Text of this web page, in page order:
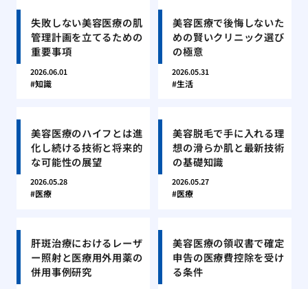
失敗しない美容医療の肌
管理計画を立てるための
重要事項
2026.06.01
知識
美容医療で後悔しないた
めの賢いクリニック選び
の極意
2026.05.31
生活
美容医療のハイフとは進
化し続ける技術と将来的
な可能性の展望
2026.05.28
医療
美容脱毛で手に入れる理
想の滑らか肌と最新技術
の基礎知識
2026.05.27
医療
肝斑治療におけるレーザ
ー照射と医療用外用薬の
併用事例研究
美容医療の領収書で確定
申告の医療費控除を受け
る条件